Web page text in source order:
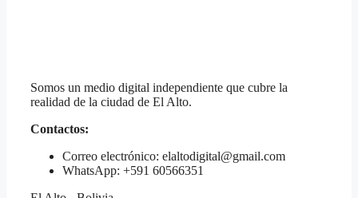
Somos un medio digital independiente que cubre la
realidad de la ciudad de El Alto.
Contactos:
Correo electrónico: elaltodigital@gmail.com
WhatsApp: +591 60566351